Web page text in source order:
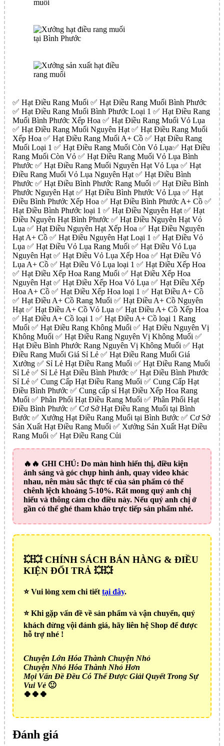
✅ Hạt Điều Rang Muối ✅ Hạt Điều Rang Muối Bình Phước
✅ Hạt Điều Rang Muối Bình Phước Loại 1 ✅ Hạt Điều Rang
Muối Bình Phước Xếp Hoa ✅ Hạt Điều Rang Muối Vỏ Lụa
✅ Hạt Điều Rang Muối Nguyên Hạt ✅ Hạt Điều Rang Muối
Xếp Hoa ✅ Hạt Điều Rang Muối A+ Cồ ✅ Hạt Điều Rang
Muối Loại 1 ✅ Hạt Điều Rang Muối Còn Vỏ Lụa✅ Hạt Điều
Rang Muối Còn Vỏ ✅ Hạt Điều Rang Muối Vỏ Lụa Bình
Phước ✅ Hạt Điều Rang Muối Nguyên Hạt Vỏ Lụa ✅ Hạt
Điều Rang Muối Vỏ Lụa Nguyên Hạt ✅ Hạt Điều Bình
Phước ✅ Hạt Điều Bình Phước Rang Muối ✅ Hạt Điều Bình
Phước Nguyên Hạt ✅ Hạt Điều Bình Phước Vỏ Lụa ✅ Hạt
Điều Bình Phước Xếp Hoa ✅ Hạt Điều Bình Phước A+ Cồ ✅
Hạt Điều Bình Phước loại 1 ✅ Hạt Điều Nguyên Hạt ✅ Hạt
Điều Nguyên Hạt Bình Phước ✅ Hạt Điều Nguyên Hạt Vỏ
Lụa ✅ Hạt Điều Nguyên Hạt Xếp Hoa ✅ Hạt Điều Nguyên
Hạt A+ Cồ ✅ Hạt Điều Nguyên Hạt Loại 1 ✅ Hạt Điều Vỏ
Lụa ✅ Hạt Điều Vỏ Lụa Rang Muối ✅ Hạt Điều Vỏ Lụa
Nguyên Hạt ✅ Hạt Điều Vỏ Lụa Xếp Hoa ✅ Hạt Điều Vỏ
Lụa A+ Cồ ✅ Hạt Điều Vỏ Lụa loại 1 ✅ Hạt Điều Xếp Hoa
✅ Hạt Điều Xếp Hoa Rang Muối ✅ Hạt Điều Xếp Hoa
Nguyên Hạt ✅ Hạt Điều Xếp Hoa Vỏ Lụa ✅ Hạt Điều Xếp
Hoa A+ Cồ ✅ Hạt Điều Xếp Hoa loại 1 ✅ Hạt Điều A+ Cồ
✅ Hạt Điều A+ Cồ Rang Muối ✅ Hạt Điều A+ Cồ Nguyên
Hạt ✅ Hạt Điều A+ Cồ Vỏ Lụa ✅ Hạt Điều A+ Cồ Xếp Hoa
✅ Hạt Điều A+ Cồ loại 1 ✅ Hạt Điều A+ Cồ loại 1 Rang
Muối ✅ Hạt Điều Rang Không Muối ✅ Hạt Điều Nguyên Vị
Không Muối ✅ Hạt Điều Rang Nguyên Vị Không Muối ✅
Hạt Điều Bình Phước Rang Nguyên Vị Không Muối ✅ Hạt
Điều Rang Muối Giá Sỉ Lẻ ✅ Hạt Điều Rang Muối Giá
Xưởng ✅ Sỉ Lẻ Hạt Điều Rang Muối ✅ Hạt Điều Rang Muối
Sỉ Lẻ ✅ Sỉ Lẻ Hạt Điều Bình Phước ✅ Hạt Điều Bình Phước
Sỉ Lẻ ✅ Cung Cấp Hạt Điều Rang Muối ✅ Cung Cấp Hạt
Điều Bình Phước ✅ Cung cấp sỉ Hạt Điều Xếp Hoa Rang
Muối ✅ Phân Phối Hạt Điều Rang Muối ✅ Phân Phối Hạt
Điều Bình Phước ✅ Cơ Sở Hạt Điều Rang Muối tại Bình
Bước ✅ Xưởng Hạt Điều Rang Muối tại Bình Bước ✅ Cơ Sở
Sản Xuất Hạt Điều Rang Muối ✅ Xưởng Sản Xuất Hạt Điều
Rang Muối ✅ Hạt Điều Rang Củi
🔥🔥 GHI CHÚ: Do màn hình hiển thị, điều kiện
ánh sáng và góc chụp hình ảnh, quay video khác
nhau, nên màu sắc thực tế của sản phẩm có thể
chênh lệch khoảng 5-10%. Rất mong quý anh chị
hiểu và thông cảm cho điều này. Nếu quý anh chị ở
gần có thể ghé tham khảo trực tiếp sản phẩm nhé.
💥💥 CHÍNH SÁCH BÁN HÀNG & ĐIỀU
KIỆN ĐỔI TRẢ 💥💥
⭐️ Vui lòng xem chi tiết tại đây.
⭐️ Khi gặp vấn đề về sản phẩm và vận chuyển, quý
khách đừng vội đánh giá, hãy liên hệ Shop để được
hỗ trợ nhé !
Chuyện Lớn Hóa Thành Chuyện Nhỏ
Chuyện Nhỏ Hóa Thành Nhỏ Hơn
Mọi Vấn Đề Đều Có Thể Được Giải Quyết Trong Sự
Vui Vẻ 🙂
🍀🍀🍀
Đánh giá